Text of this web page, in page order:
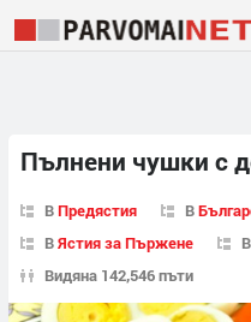
Пълнени чушки с
ВПредястия В
ВЯстия за Пържене В
Видяна 142,546 пъти